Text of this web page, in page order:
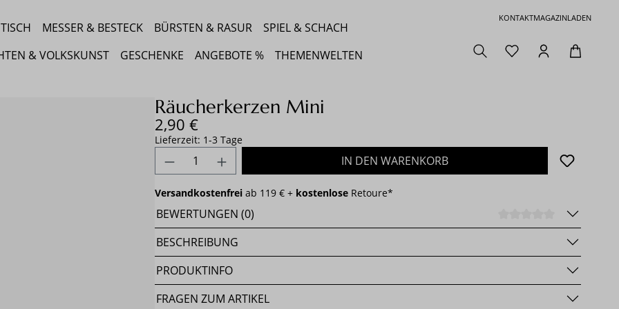
KONTAKTMAGAZINLADEN
MESSER & BESTECK BÜRSTEN & RASUR
SPIEL & SCHACH
& VOLKSKUNST
GESCHENKE ANGEBOTE % THEMENWELTEN
Räucherkerzen Mini
Regulärer Preis:
2,90 €
Lieferzeit: 1-3 Tage
Produkt Anzahl: Gib den gewünschten Wert ein oder benutze
IN DEN WARENKORB
Versandkostenfrei ab 119 € + kostenlose Retoure*
BEWERTUNGEN (0)
BESCHREIBUNG
PRODUKTINFO
FRAGEN ZUM ARTIKEL